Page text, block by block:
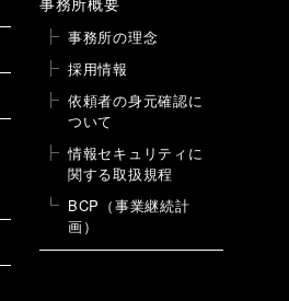
事務所の理念
採用情報
依頼者の身元確認に
ついて
情報セキュリティに
関する取扱規程
BCP（事業継続計
画）